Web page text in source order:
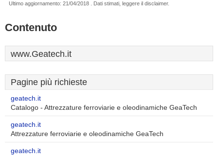
Ultimo aggiornamento: 21/04/2018 . Dati stimati, leggere il disclaimer.
Contenuto
www.Geatech.it
Pagine più richieste
geatech.it
Catalogo - Attrezzature ferroviarie e oleodinamiche GeaTech
geatech.it
Attrezzature ferroviarie e oleodinamiche GeaTech
geatech.it